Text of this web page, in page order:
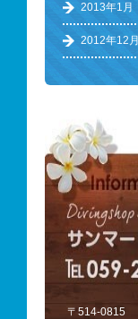
2013年1月
2012年12月
〒514-0815